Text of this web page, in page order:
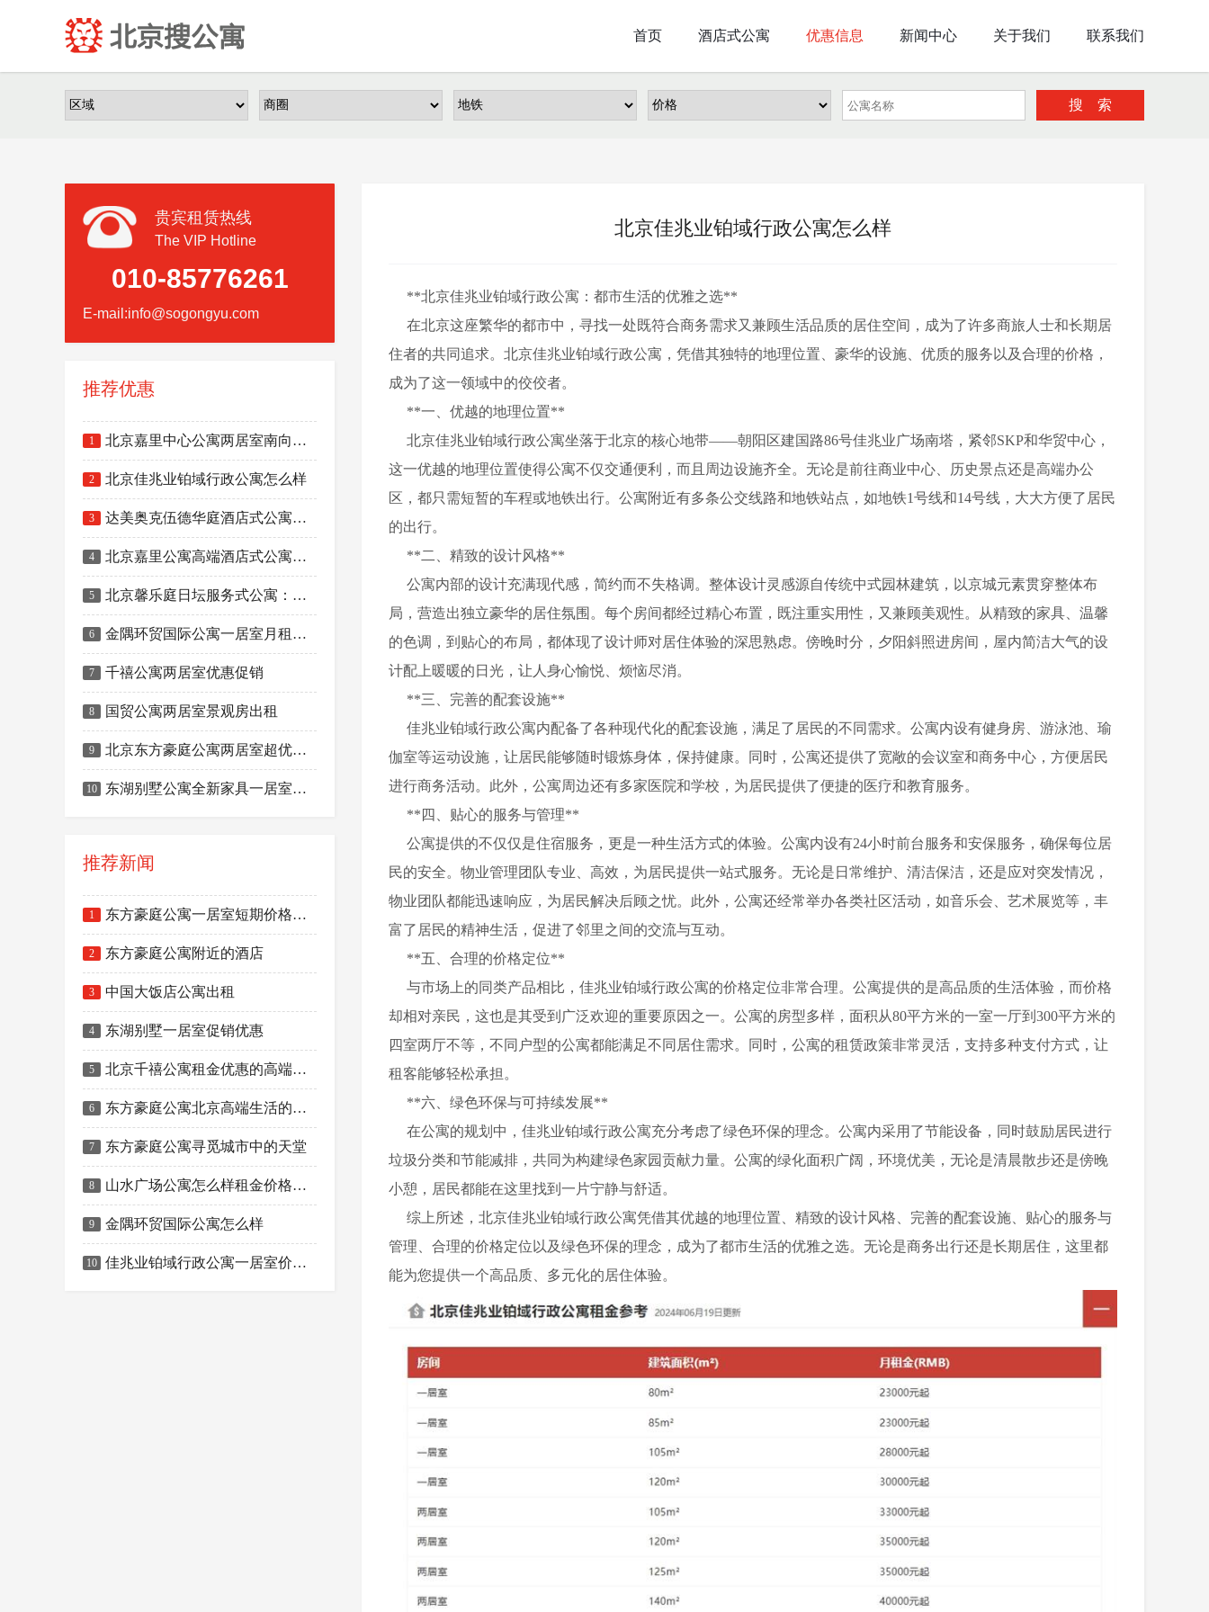
首页 酒店式公寓 优惠信息 新闻中心 关于我们 联系我们
搜 索
贵宾租赁热线
The VIP Hotline
010-85776261
E-mail:info@sogongyu.com
推荐优惠
1 北京嘉里中心公寓两居室南向户型优惠促销
2 北京佳兆业铂域行政公寓怎么样
3 达美奥克伍德华庭酒店式公寓一居室出租
4 北京嘉里公寓高端酒店式公寓的典范
5 北京馨乐庭日坛服务式公寓：让您尽享奢华与舒适的居住体验
6 金隅环贸国际公寓一居室月租金大降价
7 千禧公寓两居室优惠促销
8 国贸公寓两居室景观房出租
9 北京东方豪庭公寓两居室超优惠出租
10 东湖别墅公寓全新家具一居室两居室对外出租
推荐新闻
1 东方豪庭公寓一居室短期价格下调
2 东方豪庭公寓附近的酒店
3 中国大饭店公寓出租
4 东湖别墅一居室促销优惠
5 北京千禧公寓租金优惠的高端酒店式公寓
6 东方豪庭公寓北京高端生活的代表
7 东方豪庭公寓寻觅城市中的天堂
8 山水广场公寓怎么样租金价格是多少
9 金隅环贸国际公寓怎么样
10 佳兆业铂域行政公寓一居室价格促销，只为享受美好生活
北京佳兆业铂域行政公寓怎么样
**北京佳兆业铂域行政公寓：都市生活的优雅之选**
在北京这座繁华的都市中，寻找一处既符合商务需求又兼顾生活品质的居住空间，成为了许多商旅人士和长期居
住者的共同追求。北京佳兆业铂域行政公寓，凭借其独特的地理位置、豪华的设施、优质的服务以及合理的价格，
成为了这一领域中的佼佼者。
**一、优越的地理位置**
北京佳兆业铂域行政公寓坐落于北京的核心地带——朝阳区建国路86号佳兆业广场南塔，紧邻SKP和华贸中心，
这一优越的地理位置使得公寓不仅交通便利，而且周边设施齐全。无论是前往商业中心、历史景点还是高端办公
区，都只需短暂的车程或地铁出行。公寓附近有多条公交线路和地铁站点，如地铁1号线和14号线，大大方便了居民
的出行。
**二、精致的设计风格**
公寓内部的设计充满现代感，简约而不失格调。整体设计灵感源自传统中式园林建筑，以京城元素贯穿整体布
局，营造出独立豪华的居住氛围。每个房间都经过精心布置，既注重实用性，又兼顾美观性。从精致的家具、温馨
的色调，到贴心的布局，都体现了设计师对居住体验的深思熟虑。傍晚时分，夕阳斜照进房间，屋内简洁大气的设
计配上暖暖的日光，让人身心愉悦、烦恼尽消。
**三、完善的配套设施**
佳兆业铂域行政公寓内配备了各种现代化的配套设施，满足了居民的不同需求。公寓内设有健身房、游泳池、瑜
伽室等运动设施，让居民能够随时锻炼身体，保持健康。同时，公寓还提供了宽敞的会议室和商务中心，方便居民
进行商务活动。此外，公寓周边还有多家医院和学校，为居民提供了便捷的医疗和教育服务。
**四、贴心的服务与管理**
公寓提供的不仅仅是住宿服务，更是一种生活方式的体验。公寓内设有24小时前台服务和安保服务，确保每位居
民的安全。物业管理团队专业、高效，为居民提供一站式服务。无论是日常维护、清洁保洁，还是应对突发情况，
物业团队都能迅速响应，为居民解决后顾之忧。此外，公寓还经常举办各类社区活动，如音乐会、艺术展览等，丰
富了居民的精神生活，促进了邻里之间的交流与互动。
**五、合理的价格定位**
与市场上的同类产品相比，佳兆业铂域行政公寓的价格定位非常合理。公寓提供的是高品质的生活体验，而价格
却相对亲民，这也是其受到广泛欢迎的重要原因之一。公寓的房型多样，面积从80平方米的一室一厅到300平方米的
四室两厅不等，不同户型的公寓都能满足不同居住需求。同时，公寓的租赁政策非常灵活，支持多种支付方式，让
租客能够轻松承担。
**六、绿色环保与可持续发展**
在公寓的规划中，佳兆业铂域行政公寓充分考虑了绿色环保的理念。公寓内采用了节能设备，同时鼓励居民进行
垃圾分类和节能减排，共同为构建绿色家园贡献力量。公寓的绿化面积广阔，环境优美，无论是清晨散步还是傍晚
小憩，居民都能在这里找到一片宁静与舒适。
综上所述，北京佳兆业铂域行政公寓凭借其优越的地理位置、精致的设计风格、完善的配套设施、贴心的服务与
管理、合理的价格定位以及绿色环保的理念，成为了都市生活的优雅之选。无论是商务出行还是长期居住，这里都
能为您提供一个高品质、多元化的居住体验。